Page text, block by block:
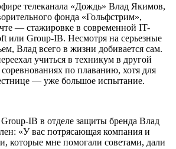
телеканала «Дождь» Влад Якимов,
фонда «Гольфстрим»,
— стажировке в современной IT-
или Group-IB. Несмотря на серьезные
Влад всего в жизни добивается сам.
учиться в техникум в другой
по плаванию, хотя для
— уже большое испытание.
IB в отделе защиты бренда Влад
«У вас потрясающая компания и
которые мне помогали советами, дали